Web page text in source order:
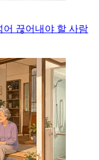
끊어내야 할 사람